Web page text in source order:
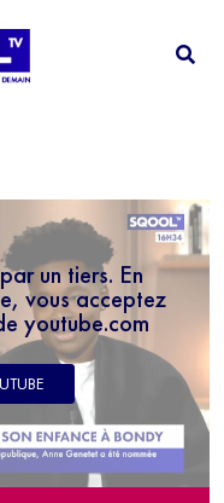
un tiers. En
vous acceptez
youtube.com